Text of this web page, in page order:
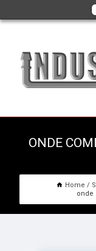
ONDE
Home
onde